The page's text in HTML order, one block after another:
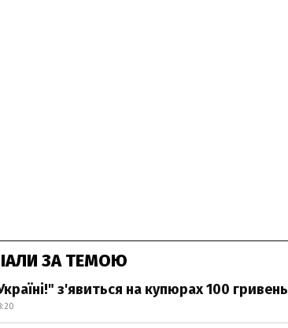
ЗА ТЕМОЮ
з'явиться на купюрах 100 гривень